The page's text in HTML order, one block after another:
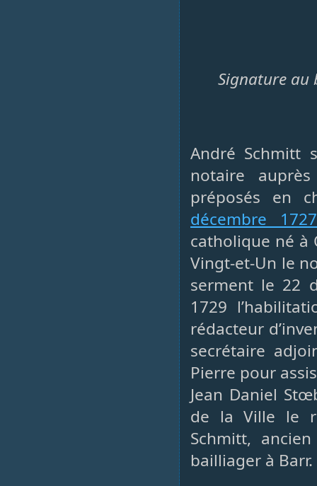
Signature au
André Schmitt
notaire
préposés en
décembre 1727
catholique né à
Vingt-et-Un le
serment le 22
1729
rédacteur
secrétaire
Pierre pour
Jean Daniel
de la Ville le
Schmitt,
bailliager à Barr.